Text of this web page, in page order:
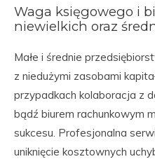
Waga księgowego i
niewielkich oraz
Małe i średnie
z niedużymi zasobami
przypadkach kolaboracja z
bądź biurem rachunkowym
sukcesu. Profesjonalna
uniknięcie kosztownych